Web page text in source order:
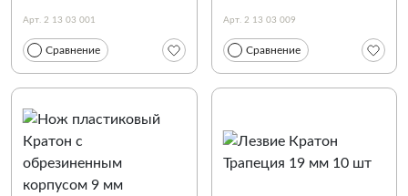
Арт. 2 13 03 001
Сравнение
Арт. 2 13 03 009
Сравнение